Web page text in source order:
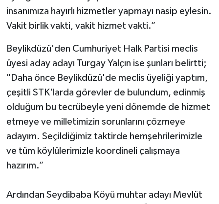
insanımıza hayırlı hizmetler yapmayı nasip eylesin.
Vakit birlik vakti, vakit hizmet vakti.”
Beylikdüzü'den Cumhuriyet Halk Partisi meclis
üyesi aday adayı Turgay Yalçın ise şunları belirtti;
"Daha önce Beylikdüzü'de meclis üyeliği yaptım,
çeşitli STK'larda görevler de bulundum, edinmiş
olduğum bu tecrübeyle yeni dönemde de hizmet
etmeye ve milletimizin sorunlarını çözmeye
adayım. Seçildiğimiz taktirde hemşehrilerimizle
ve tüm köylülerimizle koordineli çalışmaya
hazırım.”
Ardından Seydibaba Köyü muhtar adayı Mevlüt